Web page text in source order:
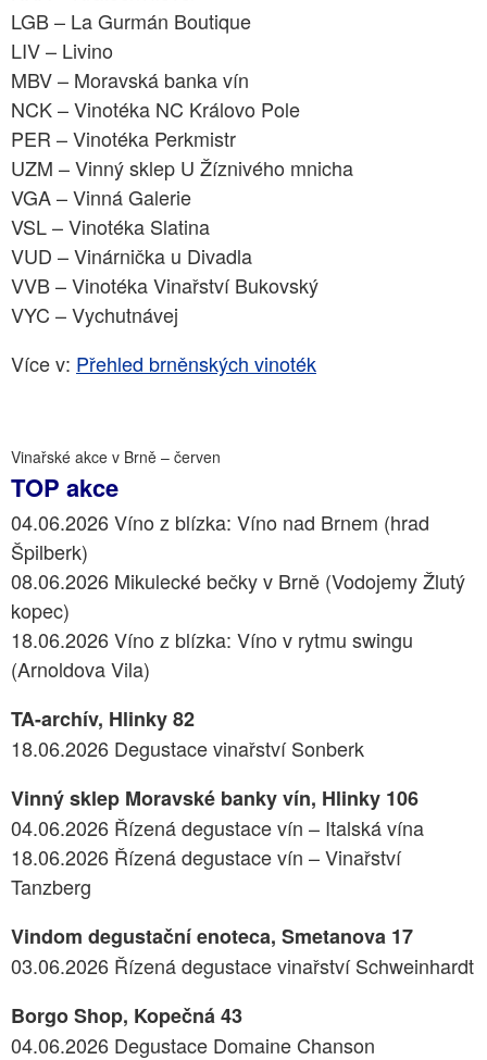
LGB – La Gurmán Boutique
LIV – Livino
MBV – Moravská banka vín
NCK – Vinotéka NC Královo Pole
PER – Vinotéka Perkmistr
UZM – Vinný sklep U Žíznivého mnicha
VGA – Vinná Galerie
VSL – Vinotéka Slatina
VUD – Vinárnička u Divadla
VVB – Vinotéka Vinařství Bukovský
VYC – Vychutnávej
Více v: Přehled brněnských vinoték
Vinařské akce v Brně – červen
TOP akce
04.06.2026 Víno z blízka: Víno nad Brnem (hrad
Špilberk)
08.06.2026 Mikulecké bečky v Brně (Vodojemy Žlutý
kopec)
18.06.2026 Víno z blízka: Víno v rytmu swingu
(Arnoldova Vila)
TA-archív, Hlinky 82
18.06.2026 Degustace vinařství Sonberk
Vinný sklep Moravské banky vín, Hlinky 106
04.06.2026 Řízená degustace vín – Italská vína
18.06.2026 Řízená degustace vín – Vinařství
Tanzberg
Vindom degustační enoteca, Smetanova 17
03.06.2026 Řízená degustace vinařství Schweinhardt
Borgo Shop, Kopečná 43
04.06.2026 Degustace Domaine Chanson